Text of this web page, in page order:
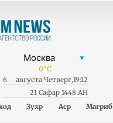
0°C
6 августа Четверг,19:12
21 Сафар 1448 AH
Зухр Аср Магриб